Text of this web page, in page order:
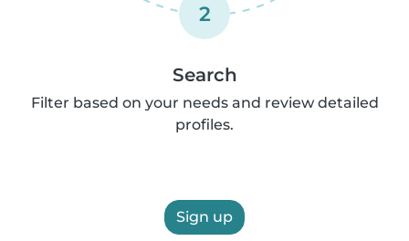
2
Search
Filter based on your needs and review detailed
profiles.
Sign up